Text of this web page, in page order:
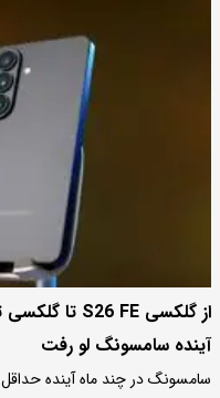
آینده سامسونگ لو رفت
سامسونگ در چند ماه آینده حداقل ۷ گوشی و تبلت جدید معرفی می‌کند.